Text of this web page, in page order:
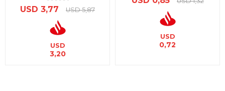
USD 3,77 USD 5,87
USD
3,20
USD
0,72